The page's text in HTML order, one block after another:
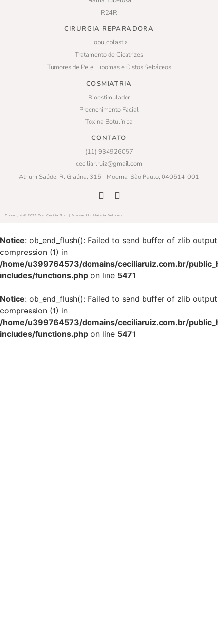
R24R
CIRURGIA REPARADORA
Lobuloplastia
Tratamento de Cicatrizes
Tumores de Pele, Lipomas e Cistos Sebáceos
COSMIATRIA
Bioestimulador
Preenchimento Facial
Toxina Botulínica
CONTATO
(11) 934926057
ceciliarlruiz@gmail.com
Atrium Saúde: R. Graúna. 315 - Moema, São Paulo, 040514-001
Copyright © 2026 Dra. Cecilia Ruiz | Powered by Natalia Delboux
Notice: ob_end_flush(): Failed to send buffer of zlib output
compression (1) in
/home/u399764573/domains/ceciliaruiz.com.br/
includes/functions.php on line 5471
Notice: ob_end_flush(): Failed to send buffer of zlib output
compression (1) in
/home/u399764573/domains/ceciliaruiz.com.br/
includes/functions.php on line 5471